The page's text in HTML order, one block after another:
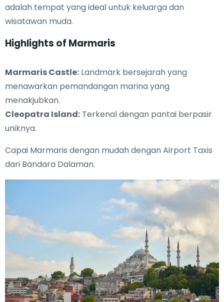
adalah tempat yang ideal untuk keluarga dan
wisatawan muda.
Highlights of Marmaris
Marmaris Castle: Landmark bersejarah yang
menawarkan pemandangan marina yang
menakjubkan.
Cleopatra Island: Terkenal dengan pantai berpasir
uniknya.
Capai Marmaris dengan mudah dengan Airport Taxis
dari Bandara Dalaman.